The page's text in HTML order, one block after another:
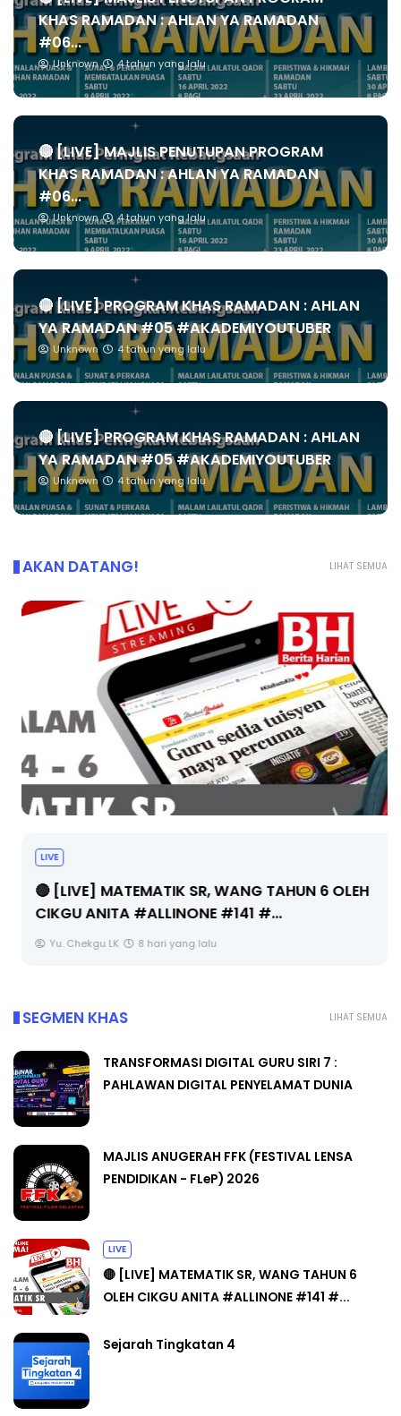
KHAS RAMADAN : AHLAN YA RAMADAN
#06...
Unknown 4 tahun yang lalu
🔴 [LIVE] MAJLIS PENUTUPAN PROGRAM
KHAS RAMADAN : AHLAN YA RAMADAN
#06...
Unknown 4 tahun yang lalu
🔴 [LIVE] PROGRAM KHAS RAMADAN : AHLAN
YA RAMADAN #05 #AKADEMIYOUTUBER
Unknown 4 tahun yang lalu
🔴 [LIVE] PROGRAM KHAS RAMADAN : AHLAN
YA RAMADAN #05 #AKADEMIYOUTUBER
Unknown 4 tahun yang lalu
LIHAT SEMUA
AKAN DATANG!
LIVE
🔴 [LIVE] MATEMATIK SR, WANG TAHUN 6 OLEH
CIKGU ANITA #ALLINONE #141 #...
Yu. Chekgu LK 8 hari yang lalu
LIHAT SEMUA
SEGMEN KHAS
TRANSFORMASI DIGITAL GURU SIRI 7 :
PAHLAWAN DIGITAL PENYELAMAT DUNIA
MAJLIS ANUGERAH FFK (FESTIVAL LENSA
PENDIDIKAN - FLeP) 2026
LIVE
🔴 [LIVE] MATEMATIK SR, WANG TAHUN 6
OLEH CIKGU ANITA #ALLINONE #141 #...
Sejarah Tingkatan 4